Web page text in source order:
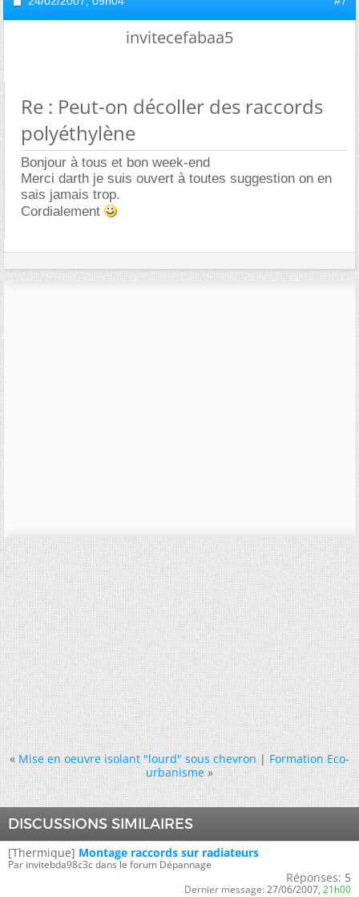
invitecefabaa5
Re : Peut-on décoller des raccords
polyéthylène
Bonjour à tous et bon week-end
Merci darth je suis ouvert à toutes suggestion on en
sais jamais trop.
Cordialement
« Mise en oeuvre isolant "lourd" sous chevron|Formation Eco-
urbanisme »
DISCUSSIONS SIMILAIRES
[Thermique] Montage raccords sur radiateurs
Par invitebda98c3c dans le forum Dépannage
Réponses: 5
Dernier message: 27/06/2007, 21h00